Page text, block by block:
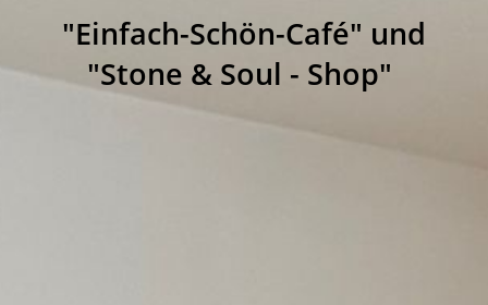
"Einfach-Schön-Café" und
"Stone & Soul - Shop"